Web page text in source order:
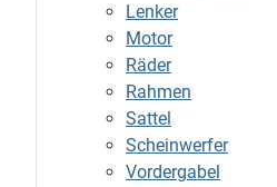
Lenker
Motor
Räder
Rahmen
Sattel
Scheinwerfer
Vordergabel